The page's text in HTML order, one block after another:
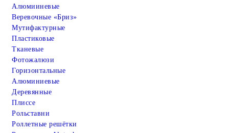
Алюмииневые
Веревочные «Бриз»
Мутифактурные
Пластиковые
Тканевые
Фотожалюзи
Горизонтальные
Алюминиевые
Деревянные
Плиссе
Рольставни
Роллетные решётки